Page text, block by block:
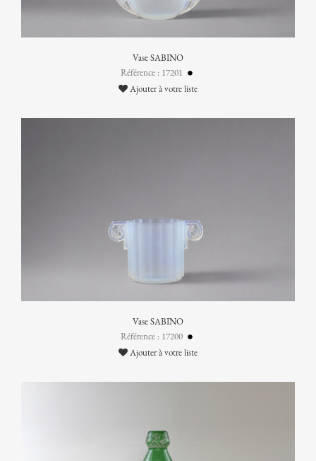
Vase SABINO
Référence : 17201
Ajouter à votre liste
Vase SABINO
Référence : 17200
Ajouter à votre liste